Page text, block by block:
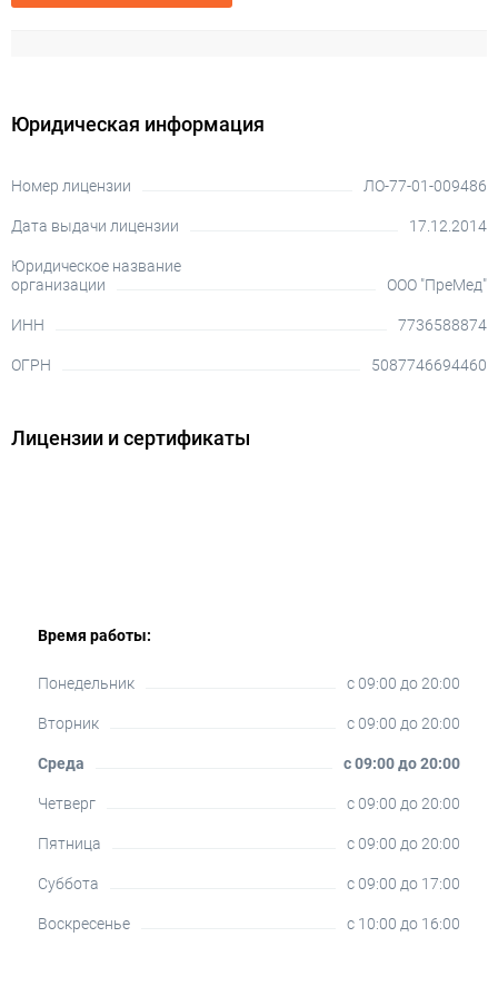
Юридическая информация
Номер лицензии ЛО-77-01-009486
Дата выдачи лицензии 17.12.2014
Юридическое название
организации
ООО "ПреМед"
ИНН 7736588874
ОГРН 5087746694460
Лицензии и сертификаты
Время работы:
Понедельник c 09:00 до 20:00
Вторник c 09:00 до 20:00
Среда c 09:00 до 20:00
Четверг c 09:00 до 20:00
Пятница c 09:00 до 20:00
Суббота c 09:00 до 17:00
Воскресенье c 10:00 до 16:00